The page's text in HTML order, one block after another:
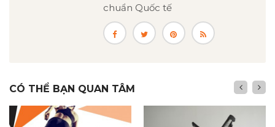
chuẩn Quốc tế
CÓ THỂ BẠN QUAN TÂM